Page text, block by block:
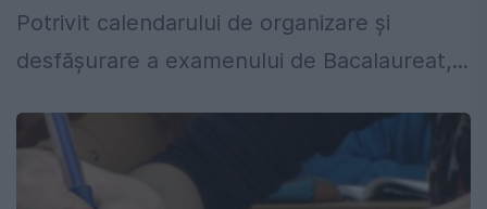
Potrivit calendarului de organizare și
desfășurare a examenului de Bacalaureat,...